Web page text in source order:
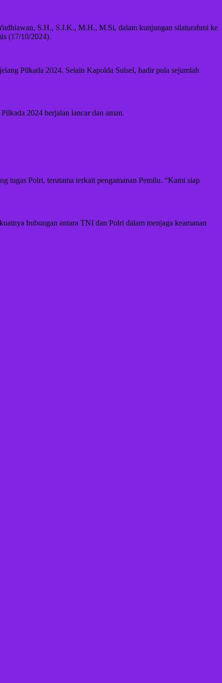
S.H., S.I.K., M.H., M.Si, dalam kunjungan silaturahmi ke
(17/10/2024).
Pilkada 2024. Selain Kapolda Sulsel, hadir pula sejumlah
2024 berjalan lancar dan aman.
Polri, terutama terkait pengamanan Pemilu. “Kami siap
hubungan antara TNI dan Polri dalam menjaga keamanan